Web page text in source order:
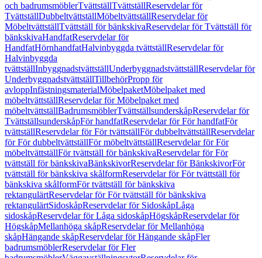
och badrumsmöblerTvättställTvättställReservdelar för
TvättställDubbeltvättställMöbeltvättställReservdelar för
MöbeltvättställTvättställ för bänkskivaReservdelar för Tvättställ för
bänkskivaHandfatReservdelar för
HandfatHörnhandfatHalvinbyggda tvättställReservdelar för
Halvinbyggda
tvättställInbyggnadstvättställUnderbyggnadstvättställReservdelar för
UnderbyggnadstvättställTillbehörPropp för
avloppInfästningsmaterialMöbelpaketMöbelpaket med
möbeltvättställReservdelar för Möbelpaket med
möbeltvättställBadrumsmöblerTvättställsunderskåpReservdelar för
TvättställsunderskåpFör handfatReservdelar för För handfatFör
tvättställReservdelar för För tvättställFör dubbeltvättställReservdelar
för För dubbeltvättställFör möbeltvättställReservdelar för För
möbeltvättställFör tvättställ för bänkskivaReservdelar för För
tvättställ för bänkskivaBänkskivorReservdelar för BänkskivorFör
tvättställ för bänkskiva skålformReservdelar för För tvättställ för
bänkskiva skålformFör tvättställ för bänkskiva
rektangulärtReservdelar för För tvättställ för bänkskiva
rektangulärtSidoskåpReservdelar för SidoskåpLåga
sidoskåpReservdelar för Låga sidoskåpHögskåpReservdelar för
HögskåpMellanhöga skåpReservdelar för Mellanhöga
skåpHängande skåpReservdelar för Hängande skåpFler
badrumsmöblerReservdelar för Fler